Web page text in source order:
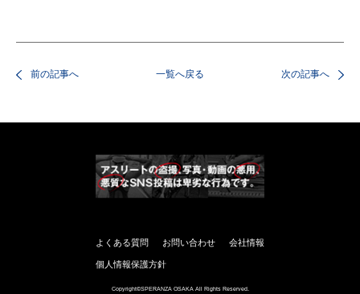
前の記事へ 一覧へ戻る 次の記事へ
よくある質問 お問い合わせ 会社情報
個人情報保護方針
Copyright©SPERANZA OSAKA All Rights Reserved.